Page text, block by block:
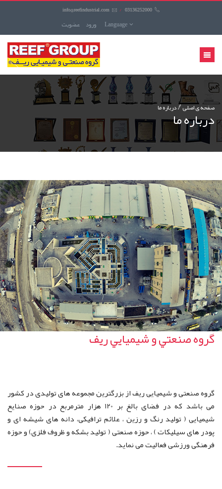
info@reefindustrial.com / 03136252000
عضويت ورود Language
منوی
کاربری
صفحه ی اصلی درباره مادرباره ما
گروه صنعتي و شيميايي ريف
گروه صنعتی و شیمیایی ریف از بزرگترین مجموعه های تولیدی در کشور
می باشد که در فضای بالغ بر 120 هزار مترمربع در حوزه صنایع
شیمیایی ( تولید رنگ و رزین ، علائم ترافیکی، دانه های شیشه ای و
پودر های سیلیکات ) ، حوزه صنعتی ( تولید بشکه و ظروف فلزی) و حوزه
فرهنگی ورزشی فعالیت می نماید.